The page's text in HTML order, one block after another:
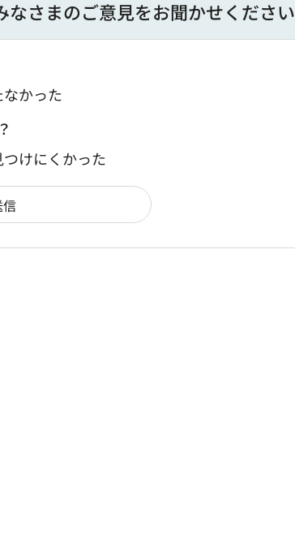
さまのご意見をお聞かせください
かった
けにくかった